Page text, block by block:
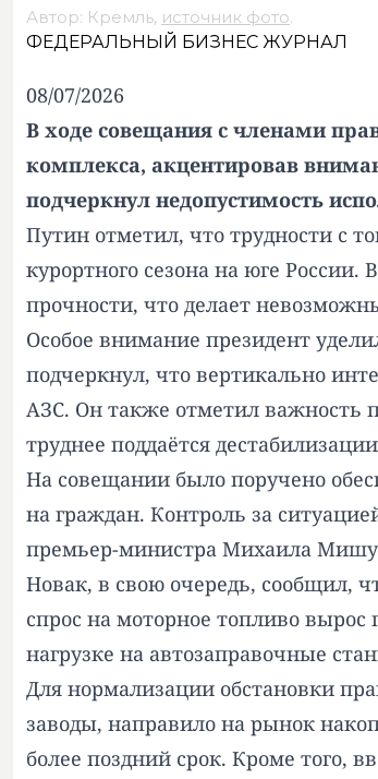
Автор: Кремль, источник фото.
ФЕДЕРАЛЬНЫЙ БИЗНЕС ЖУРНАЛ
08/07/2026
В ходе совещания с членами
комплекса, акцентировав
подчеркнул недопустимость
Путин отметил, что трудности с
курортного сезона на юге России.
прочности, что делает
Особое внимание президент
подчеркнул, что вертикально
АЗС. Он также отметил важность
труднее поддаётся
На совещании было поручено
на граждан. Контроль за
премьер-министра Михаила
Новак, в свою очередь, сообщил,
спрос на моторное топливо
нагрузке на автозаправочные
Для нормализации обстановки
заводы, направило на рынок
более поздний срок. Кроме того,